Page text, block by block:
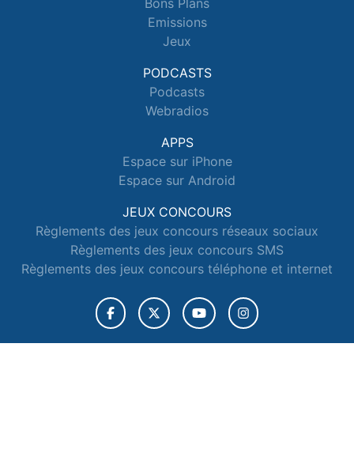
Bons Plans
Emissions
Jeux
PODCASTS
Podcasts
Webradios
APPS
Espace sur iPhone
Espace sur Android
JEUX CONCOURS
Règlements des jeux concours réseaux sociaux
Règlements des jeux concours SMS
Règlements des jeux concours téléphone et internet